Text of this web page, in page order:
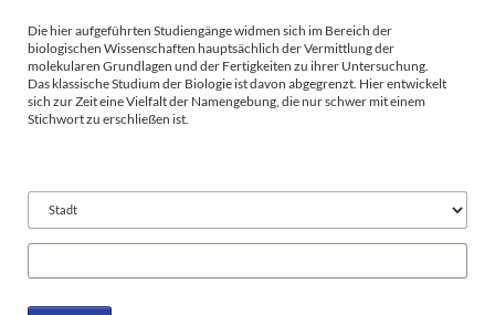
Die hier aufgeführten Studiengänge widmen sich im Bereich der
biologischen Wissenschaften hauptsächlich der Vermittlung der
molekularen Grundlagen und der Fertigkeiten zu ihrer Untersuchung.
Das klassische Studium der Biologie ist davon abgegrenzt. Hier entwickelt
sich zur Zeit eine Vielfalt der Namengebung, die nur schwer mit einem
Stichwort zu erschließen ist.
Felder